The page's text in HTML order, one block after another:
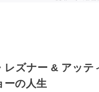
レズナー & アッテ
ーの人生